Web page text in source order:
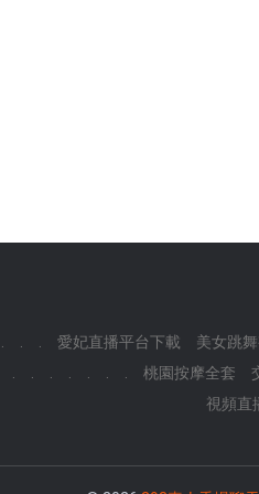
愛妃直播平台下載 美女跳
桃園按摩全套
視頻直